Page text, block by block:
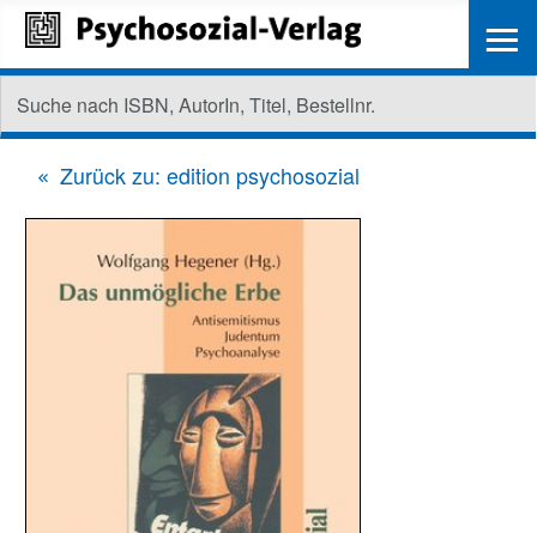
Zurück zu: edition psychosozial
≡